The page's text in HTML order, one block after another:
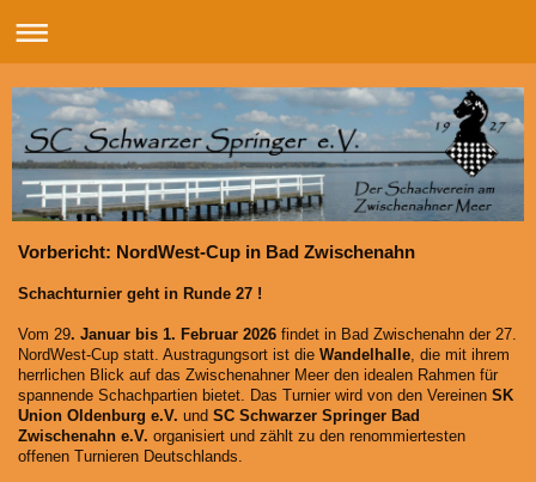
Vorbericht: NordWest-Cup in Bad Zwischenahn
Schachturnier geht in Runde 27 !
Vom 29. Januar bis 1. Februar 2026 findet in Bad Zwischenahn der 27.
NordWest-Cup statt. Austragungsort ist die Wandelhalle, die mit ihrem
herrlichen Blick auf das Zwischenahner Meer den idealen Rahmen für
spannende Schachpartien bietet. Das Turnier wird von den Vereinen SK
Union Oldenburg e.V. und SC Schwarzer Springer Bad
Zwischenahn e.V. organisiert und zählt zu den renommiertesten
offenen Turnieren Deutschlands.